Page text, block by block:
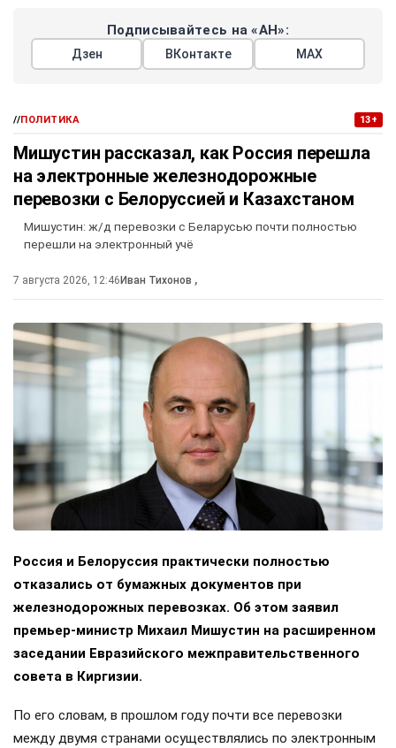
Подписывайтесь на «АН»:
Дзен ВКонтакте МАХ
//ПОЛИТИКА 13+
Мишустин рассказал, как Россия перешла
на электронные железнодорожные
перевозки с Белоруссией и Казахстаном
Мишустин: ж/д перевозки с Беларусью почти полностью
перешли на электронный учё
7 августа 2026, 12:46Иван Тихонов ,
Россия и Белоруссия практически полностью
отказались от бумажных документов при
железнодорожных перевозках. Об этом заявил
премьер-министр Михаил Мишустин на расширенном
заседании Евразийского межправительственного
совета в Киргизии.
По его словам, в прошлом году почти все перевозки
между двумя странами осуществлялись по электронным